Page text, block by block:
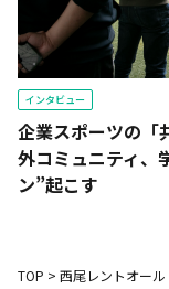
インタビュー
企業スポーツの「
外コミュニティ、
ン”起こす
TOP > 西尾レントオール